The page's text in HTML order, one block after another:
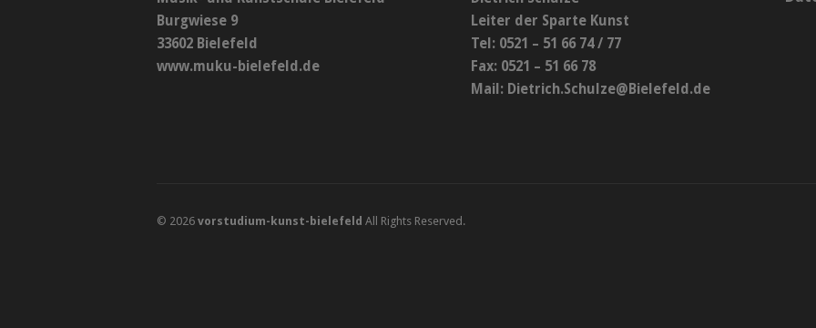
Burgwiese 9
33602 Bielefeld
www.muku-bielefeld.de
Leiter der Sparte Kunst
Tel: 0521 – 51 66 74 / 77
Fax: 0521 – 51 66 78
Mail: Dietrich.Schulze@Bielefeld.de
© 2026 vorstudium-kunst-bielefeld All Rights Reserved.